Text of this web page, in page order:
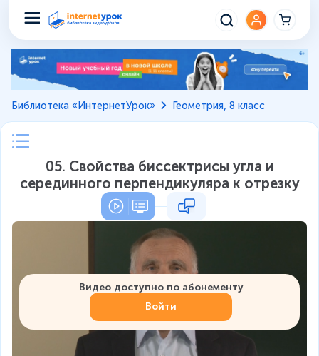
Библиотека «ИнтернетУрок» Геометрия, 8 класс
05. Свойства биссектрисы угла и
серединного перпендикуляра к отрезку
Видео доступно по абонементу
Войти